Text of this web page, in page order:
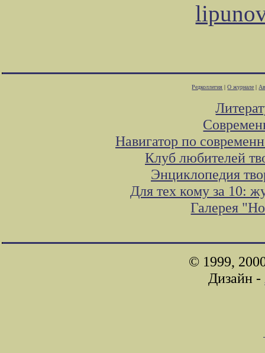
Редколлегия |О журнале |
Навигатор по
Клуб любителей
Энциклопедия
Для тех кому за 10:
Галерея
© 1999,
Дизайн -